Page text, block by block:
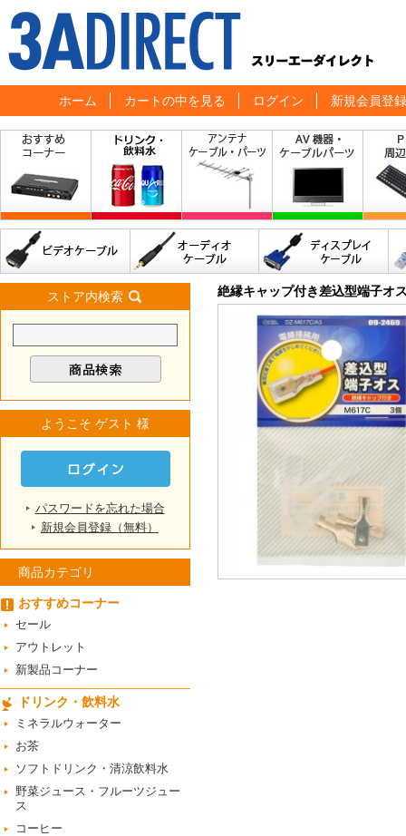
ホーム カートの中を見る ログイン 新規会員登録
ストア内検索
ようこそ ゲスト 様
パスワードを忘れた場合
新規会員登録（無料）
商品カテゴリ
おすすめコーナー
セール
アウトレット
新製品コーナー
ドリンク・飲料水
ミネラルウォーター
お茶
ソフトドリンク・清涼飲料水
野菜ジュース・フルーツジュー
ス
コーヒー
絶縁キャップ付き差込型端子